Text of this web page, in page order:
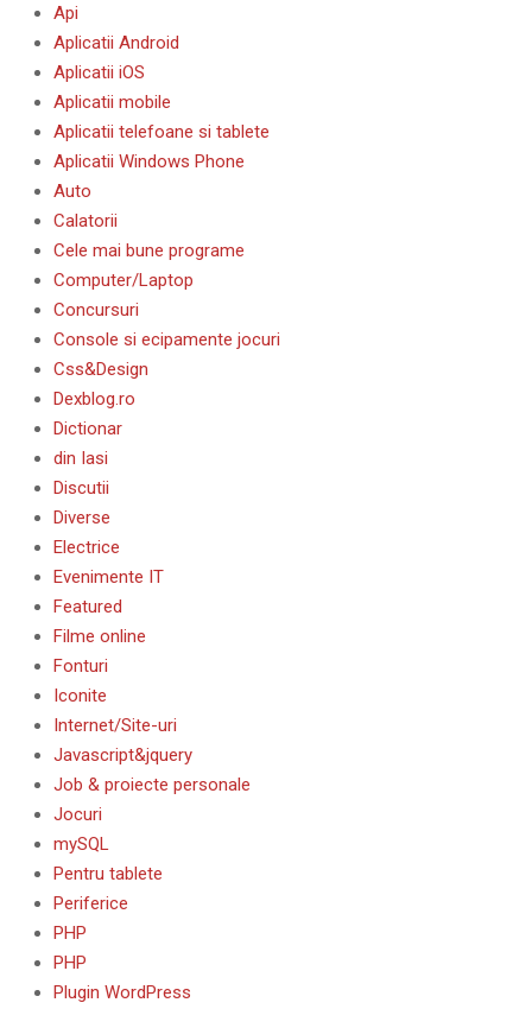
Api
Aplicatii Android
Aplicatii iOS
Aplicatii mobile
Aplicatii telefoane si tablete
Aplicatii Windows Phone
Auto
Calatorii
Cele mai bune programe
Computer/Laptop
Concursuri
Console si ecipamente jocuri
Css&Design
Dexblog.ro
Dictionar
din Iasi
Discutii
Diverse
Electrice
Evenimente IT
Featured
Filme online
Fonturi
Iconite
Internet/Site-uri
Javascript&jquery
Job & proiecte personale
Jocuri
mySQL
Pentru tablete
Periferice
PHP
PHP
Plugin WordPress